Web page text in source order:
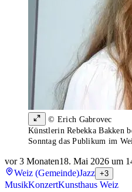
© Erich Gabrovec
Künstlerin Rebekka Bakken
Sonntag das Publikum im
vor 3 Monaten18. Mai 2026 um
Weiz (Gemeinde)Jazz +3
MusikKonzertKunsthaus Weiz